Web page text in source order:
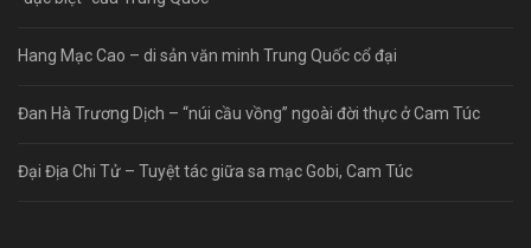
Hang Mạc Cao – di sản văn minh Trung Quốc cổ đại
Đan Hà Trương Dịch – “núi cầu vồng” ngoài đời thực ở Cam Túc
Đại Địa Chi Tử – Tuyệt tác giữa sa mạc Gobi, Cam Túc